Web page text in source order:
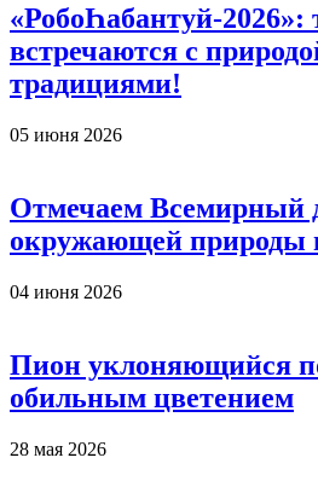
«РобоҺабантуй-2026»:
встречаются с
традициями!
05 июня 2026
Отмечаем Всемирный
окружающей природы
04 июня 2026
Пион уклоняющийся
обильным цветением
28 мая 2026